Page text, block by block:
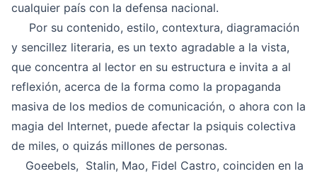
cualquier país con la defensa nacional.
Por su contenido, estilo, contextura, diagramación
y sencillez literaria, es un texto agradable a la vista,
que concentra al lector en su estructura e invita a al
reflexión, acerca de la forma como la propaganda
masiva de los medios de comunicación, o ahora con la
magia del Internet, puede afectar la psiquis colectiva
de miles, o quizás millones de personas.
Goeebels, Stalin, Mao, Fidel Castro, coinciden en la